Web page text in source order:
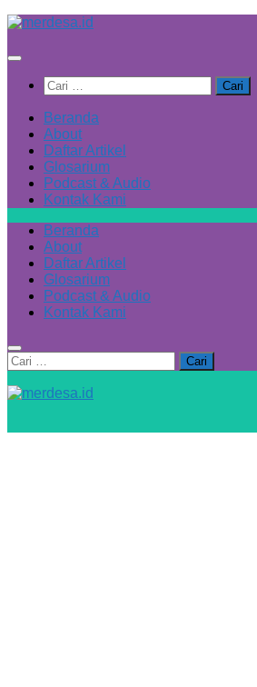
Skip
content
Cari
untuk:
Beranda
About
Daftar Artikel
Glosarium
Podcast & Audio
Kontak Kami
Beranda
About
Daftar Artikel
Glosarium
Podcast & Audio
Kontak Kami
Cari
untuk: